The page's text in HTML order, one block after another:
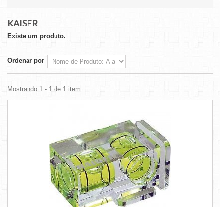
KAISER
Existe um produto.
Ordenar por
Mostrando 1 - 1 de 1 item